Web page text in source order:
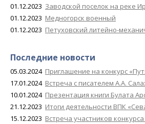
01.12.2023 Заводской поселок на реке
01.12.2023 Медногорск военный
01.12.2023 Петуховский литейно-
Последние новости
05.03.2024 Приглашение на конкурс
17.01.2024 Встреча с писателем А.А.
10.01.2024 Презентация книги Булата
21.12.2023 Итоги деятельности ВПК
15.12.2023 Встреча участников